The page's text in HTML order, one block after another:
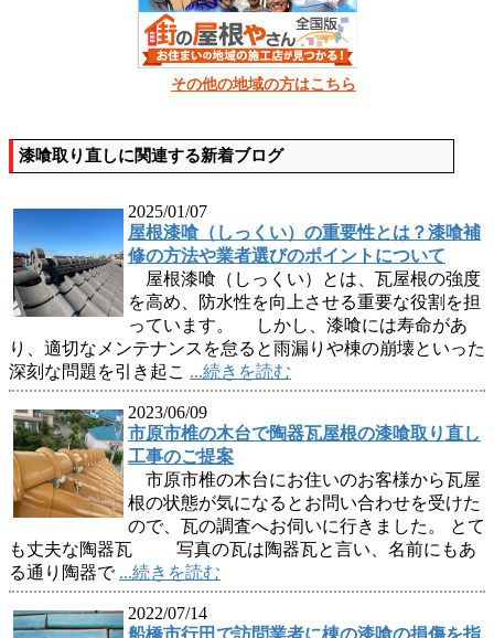
その他の地域の方はこちら
漆喰取り直しに関連する新着ブログ
2025/01/07
屋根漆喰（しっくい）の重要性とは？漆喰補
修の方法や業者選びのポイントについて
屋根漆喰（しっくい）とは、瓦屋根の強度
を高め、防水性を向上させる重要な役割を担
っています。 しかし、漆喰には寿命があ
り、適切なメンテナンスを怠ると雨漏りや棟の崩壊といった
深刻な問題を引き起こ ...続きを読む
2023/06/09
市原市椎の木台で陶器瓦屋根の漆喰取り直し
工事のご提案
市原市椎の木台にお住いのお客様から瓦屋
根の状態が気になるとお問い合わせを受けた
ので、瓦の調査へお伺いに行きました。 とて
も丈夫な陶器瓦 写真の瓦は陶器瓦と言い、名前にもあ
る通り陶器で ...続きを読む
2022/07/14